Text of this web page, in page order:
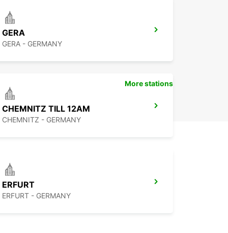
GERA
GERA - GERMANY
CHEMNITZ TILL 12AM
CHEMNITZ - GERMANY
ERFURT
ERFURT - GERMANY
More stations